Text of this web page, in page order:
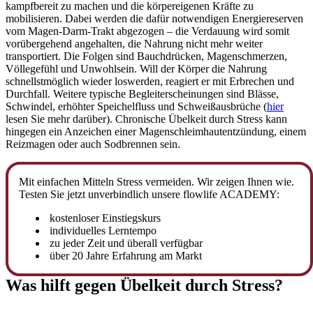
kampfbereit zu machen und die körpereigenen Kräfte zu
mobilisieren. Dabei werden die dafür notwendigen Energiereserven
vom Magen-Darm-Trakt abgezogen – die Verdauung wird somit
vorübergehend angehalten, die Nahrung nicht mehr weiter
transportiert. Die Folgen sind Bauchdrücken, Magenschmerzen,
Völlegefühl und Unwohlsein. Will der Körper die Nahrung
schnellstmöglich wieder loswerden, reagiert er mit Erbrechen und
Durchfall. Weitere typische Begleiterscheinungen sind Blässe,
Schwindel, erhöhter Speichelfluss und Schweißausbrüche (hier
lesen Sie mehr darüber). Chronische Übelkeit durch Stress kann
hingegen ein Anzeichen einer Magenschleimhautentzündung, einem
Reizmagen oder auch Sodbrennen sein.
Mit einfachen Mitteln Stress vermeiden. Wir zeigen Ihnen wie.
Testen Sie jetzt unverbindlich unsere flowlife ACADEMY:
kostenloser Einstiegskurs
individuelles Lerntempo
zu jeder Zeit und überall verfügbar
über 20 Jahre Erfahrung am Markt
Was hilft gegen Übelkeit durch Stress?